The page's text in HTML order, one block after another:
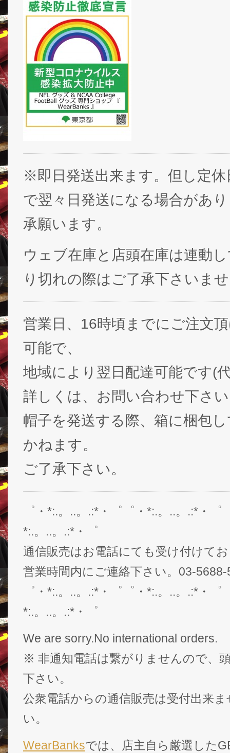
※即日発送出来ます。但し定休
で翌々日発送になる場合があ
承願います。
ウェブ在庫と店頭在庫は連動
り切れの際はご了承下さいま
営業日、16時頃までにご注文
可能で、
地域により翌日配達可能です(
詳しくは、お問い合わせ下さ
帽子を発送する際、箱に梱包
かねます。
ご了承下さい。
゜・*:.。..。.:*・゜゜・*:.。..。.:*・
*:.。..。.:*・゜
通信販売はお電話にても受け付けて
営業時間内にご連絡下さい。03-5688-
゜・*:.。..。.:*・゜゜・*:.。..。.:*・
*:.。..。.:*・゜
We are sorry.No international orders.
※ 非通知電話は繋がりませんので、
下さい。
公衆電話からの通信販売は受付出来
い。
WearBanksでは、店主自ら厳選した